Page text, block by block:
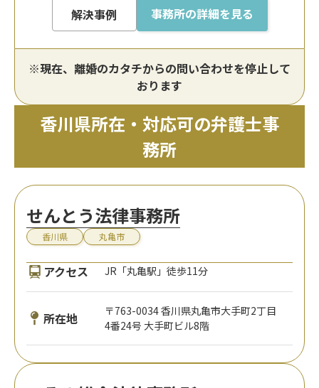
解決事例 事務所の詳細を見る
※現在、離婚のカタチからの問い合わせを停止して
おります
香川県所在・対応可の弁護士事
務所
せんとう法律事務所
香川県 丸亀市
アクセス JR「丸亀駅」徒歩11分
所在地
〒763-0034 香川県丸亀市大手町2丁目
4番24号 大手町ビル8階